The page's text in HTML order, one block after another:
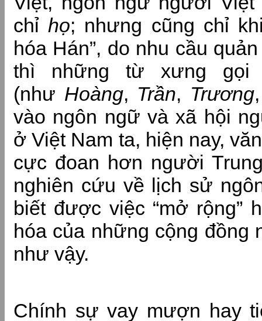
chỉhọ; nhưng cũng chỉ
hóa Hán”, do nhu cầu
thì những từ xưng gọi
(như Hoàng, Trần, Trương
vào ngôn ngữ và xã hội
ở Việt Nam ta, hiện nay,
cực đoan hơn người
nghiên cứu về lịch sử
biết được việc “mở rộng”
hóa của những cộng đồng
như vậy.
Chính sự vay mượn hay